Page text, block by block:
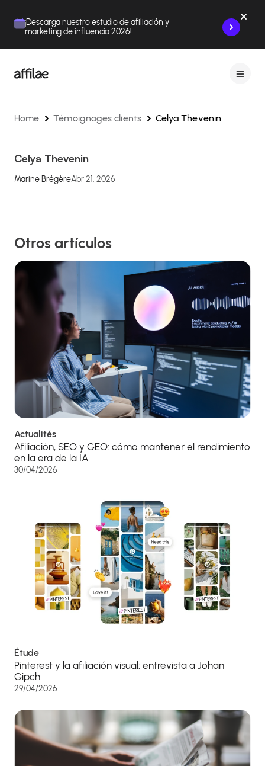
¡Descarga nuestro estudio de afiliación y
marketing de influencia 2026!
Home Témoignages clients Celya Thevenin
Celya Thevenin
Marine BrégèreAbr 21, 2026
Otros artículos
Actualités
Afiliación, SEO y GEO: cómo mantener el rendimiento
en la era de la IA
30/04/2026
Étude
Pinterest y la afiliación visual: entrevista a Johan
Gipch.
29/04/2026